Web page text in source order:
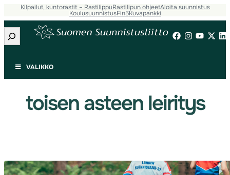
Siirry
sisältöön
Kilpailut, kuntorastit – RastilippuRastilipun ohjeetAloita suunnistus
KoulusuunnistusFin5Kuvapankki
Etsi
VALIKKO
toisen asteen leiritys